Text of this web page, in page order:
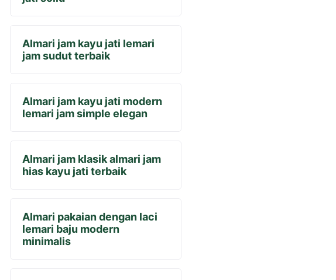
Almari jam kayu jati lemari
jam sudut terbaik
Almari jam kayu jati modern
lemari jam simple elegan
Almari jam klasik almari jam
hias kayu jati terbaik
Almari pakaian dengan laci
lemari baju modern
minimalis